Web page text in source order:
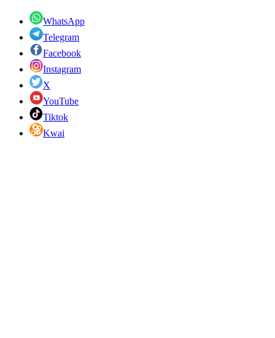
WhatsApp
Telegram
Facebook
Instagram
X
YouTube
Tiktok
Kwai